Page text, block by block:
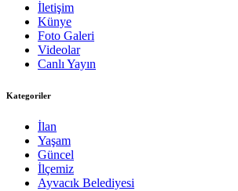
İletişim
Künye
Foto Galeri
Videolar
Canlı Yayın
Kategoriler
İlan
Yaşam
Güncel
İlçemiz
Ayvacık Belediyesi